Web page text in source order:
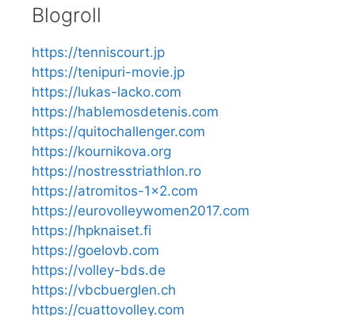
Blogroll
https://tenniscourt.jp
https://tenipuri-movie.jp
https://lukas-lacko.com
https://hablemosdetenis.com
https://quitochallenger.com
https://kournikova.org
https://nostresstriathlon.ro
https://atromitos-1x2.com
https://eurovolleywomen2017.com
https://hpknaiset.fi
https://goelovb.com
https://volley-bds.de
https://vbcbuerglen.ch
https://cuattovolley.com